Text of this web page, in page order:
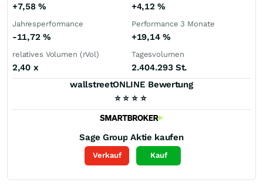
+7,58% +4,12%
Jahresperformance
-11,72 %
Performance 3 Monate
+19,14 %
relatives Volumen (rVol)
2,40 x
Tagesvolumen
2.404.293 St.
wallstreetONLINE Bewertung
⭐ ⭐ ⭐ ⭐
Sage Group Aktie kaufen
Verkauf Kauf